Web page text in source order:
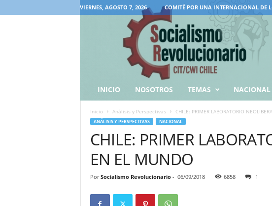
VIERNES, AGOSTO 7, 2026 COMITÉ POR UNA INTERNACIONAL DE
INICIO NOSOTROS TEMAS NACIONAL
Inicio Análisis y Perspectivas CHILE: PRIMER LABORATORIO
ANÁLISIS Y PERSPECTIVAS NACIONAL
CHILE: PRIMER
EN EL MUNDO
Por Socialismo Revolucionario- 06/09/2018 6858 1